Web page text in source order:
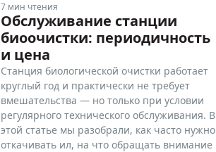
7 мин чтения
Обслуживание станции
биоочистки: периодичность
и цена
Станция биологической очистки работает
круглый год и практически не требует
вмешательства — но только при условии
регулярного технического обслуживания. В
этой статье мы разобрали, как часто нужно
откачивать ил, на что обращать внимание